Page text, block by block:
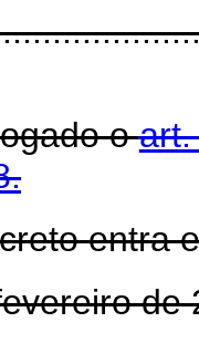
oart.
entra
de